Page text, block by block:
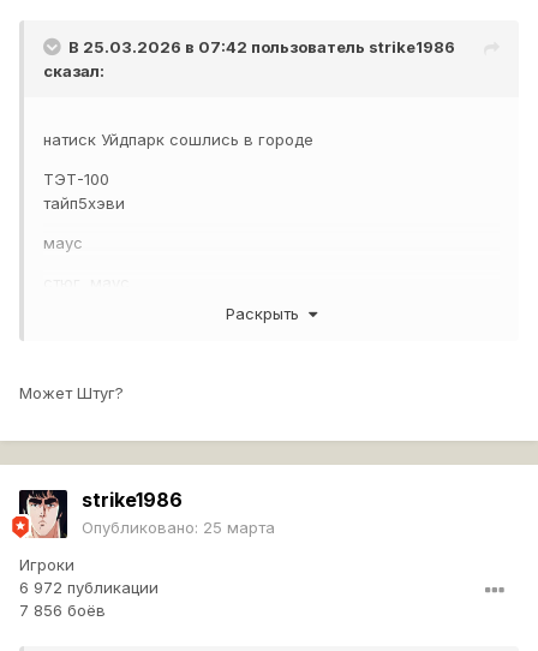
В 25.03.2026 в 07:42 пользователь strike1986
сказал:
натиск Уйдпарк сошлись в городе
ТЭТ-100
тайп5хэви
маус
Раскрыть
Может Штуг?
strike1986
Опубликовано: 25 марта
Игроки
6 972 публикации
7 856 боёв